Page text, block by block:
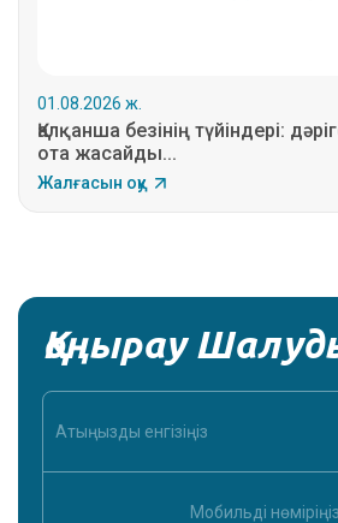
01.08.2026 ж.
Қалқанша безінің түйіндері:
ота жасайды...
Жалғасын оқу
Қоңырау